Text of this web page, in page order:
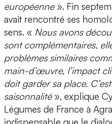
européenne». Fin
avait rencontré ses
sens. « Nous avons
sont complémentaires,
problèmes similaires
main-d’œuvre, l’impact
doit garder sa place.
saisonnalité», explique
Légumes de France à